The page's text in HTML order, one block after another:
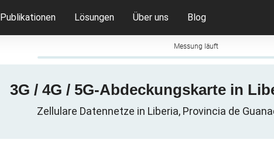
Publikationen Lösungen Über uns Blog
Messung läuft
3G / 4G / 5G-Abdeckungskarte in
Zellulare Datennetze in Liberia, Provincia de